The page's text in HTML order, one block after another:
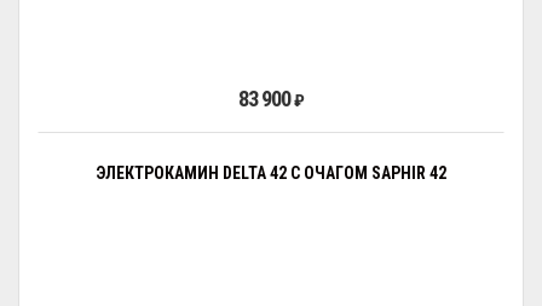
83 900₽
ЭЛЕКТРОКАМИН DELTA 42 С ОЧАГОМ SAPHIR 42